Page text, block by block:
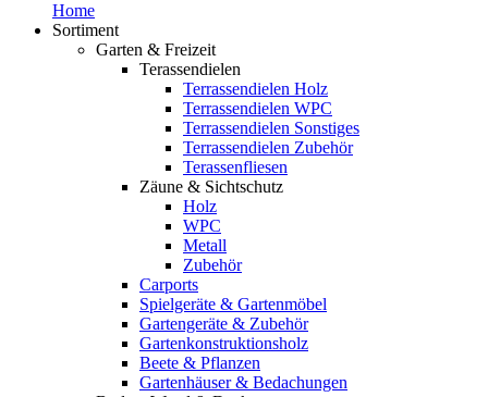
Home
Sortiment
Garten & Freizeit
Terassendielen
Terrassendielen Holz
Terrassendielen WPC
Terrassendielen Sonstiges
Terrassendielen Zubehör
Terassenfliesen
Zäune & Sichtschutz
Holz
WPC
Metall
Zubehör
Carports
Spielgeräte & Gartenmöbel
Gartengeräte & Zubehör
Gartenkonstruktionsholz
Beete & Pflanzen
Gartenhäuser & Bedachungen